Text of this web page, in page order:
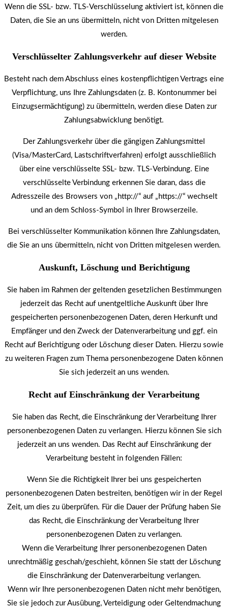
Wenn die SSL- bzw. TLS-Verschlüsselung aktiviert ist, können die
Daten, die Sie an uns übermitteln, nicht von Dritten mitgelesen
werden.
Verschlüsselter Zahlungsverkehr auf dieser Website
Besteht nach dem Abschluss eines kostenpflichtigen Vertrags eine
Verpflichtung, uns Ihre Zahlungsdaten (z. B. Kontonummer bei
Einzugsermächtigung) zu übermitteln, werden diese Daten zur
Zahlungsabwicklung benötigt.
Der Zahlungsverkehr über die gängigen Zahlungsmittel
(Visa/MasterCard, Lastschriftverfahren) erfolgt ausschließlich
über eine verschlüsselte SSL- bzw. TLS-Verbindung. Eine
verschlüsselte Verbindung erkennen Sie daran, dass die
Adresszeile des Browsers von „http://“ auf „https://“ wechselt
und an dem Schloss-Symbol in Ihrer Browserzeile.
Bei verschlüsselter Kommunikation können Ihre Zahlungsdaten,
die Sie an uns übermitteln, nicht von Dritten mitgelesen werden.
Auskunft, Löschung und Berichtigung
Sie haben im Rahmen der geltenden gesetzlichen Bestimmungen
jederzeit das Recht auf unentgeltliche Auskunft über Ihre
gespeicherten personenbezogenen Daten, deren Herkunft und
Empfänger und den Zweck der Datenverarbeitung und ggf. ein
Recht auf Berichtigung oder Löschung dieser Daten. Hierzu sowie
zu weiteren Fragen zum Thema personenbezogene Daten können
Sie sich jederzeit an uns wenden.
Recht auf Einschränkung der Verarbeitung
Sie haben das Recht, die Einschränkung der Verarbeitung Ihrer
personenbezogenen Daten zu verlangen. Hierzu können Sie sich
jederzeit an uns wenden. Das Recht auf Einschränkung der
Verarbeitung besteht in folgenden Fällen:
Wenn Sie die Richtigkeit Ihrer bei uns gespeicherten
personenbezogenen Daten bestreiten, benötigen wir in der Regel
Zeit, um dies zu überprüfen. Für die Dauer der Prüfung haben Sie
das Recht, die Einschränkung der Verarbeitung Ihrer
personenbezogenen Daten zu verlangen.
Wenn die Verarbeitung Ihrer personenbezogenen Daten
unrechtmäßig geschah/geschieht, können Sie statt der Löschung
die Einschränkung der Datenverarbeitung verlangen.
Wenn wir Ihre personenbezogenen Daten nicht mehr benötigen,
Sie sie jedoch zur Ausübung, Verteidigung oder Geltendmachung